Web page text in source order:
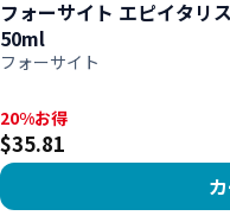
フォーサイト エピイタリ
50ml
フォーサイト
20%お得, $35.81
20%お得
$35.81